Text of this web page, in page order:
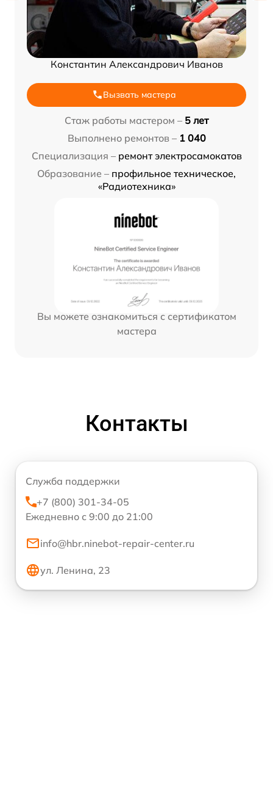
Константин Александрович Иванов
Вызвать мастера
Стаж работы мастером – 5 лет
Выполнено ремонтов – 1 040
Специализация – ремонт электросамокатов
Образование – профильное техническое,
«Радиотехника»
Вы можете ознакомиться с сертификатом
мастера
Контакты
Служба поддержки
+7 (800) 301-34-05
Ежедневно с 9:00 до 21:00
info@hbr.ninebot-repair-center.ru
ул. Ленина, 23